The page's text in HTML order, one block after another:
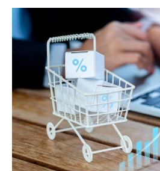
SUBSCRIBE
Welcome to Liberty Case
We have a curated list of the most
across the globe. With any
exclusive articlesthat let you
Your Profile
NEWS LIFESTYLE PUBLIC